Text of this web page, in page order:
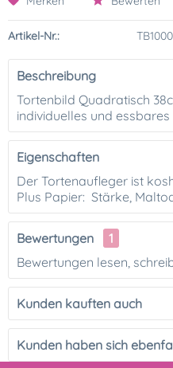
Artikel-Nr.:
Beschreibung
Tortenbild Quadratisch
individuelles und essbares
Eigenschaften
Der Tortenaufleger ist
Plus Papier: Stärke,
Bewertungen
1
Bewertungen lesen,
Kunden kauften auch
Kunden haben sich